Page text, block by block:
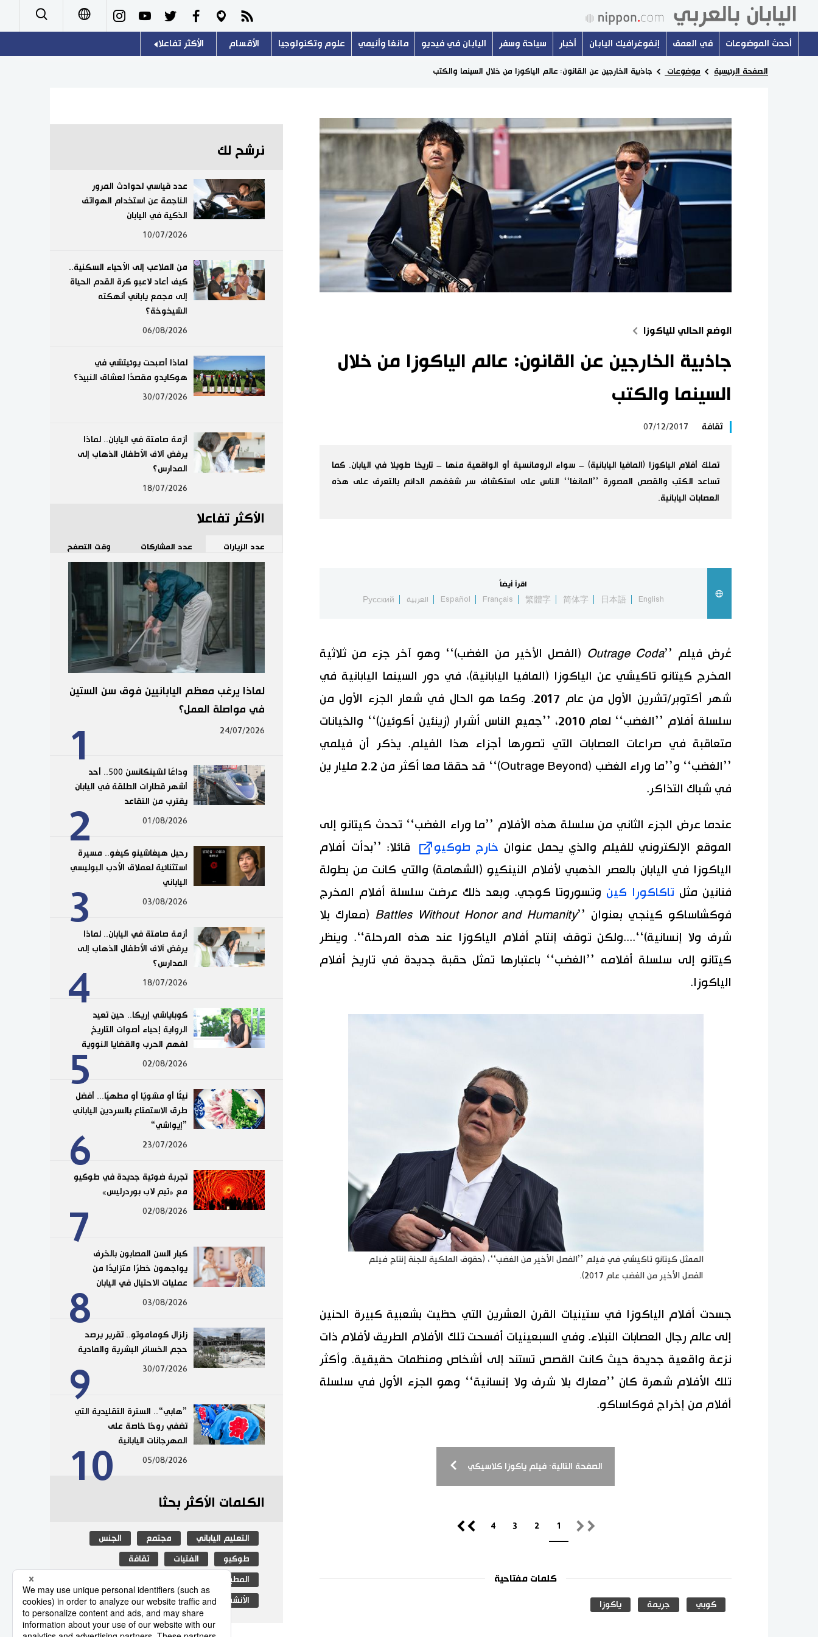
Español
أحدث الموضوعات في العمق إنفوغرافيك اليابان أخبار سياحة وسفر اليابان في فيديو مانغا وأنيمي علوم وتكنولوجيا الأقسام
اقتصاد
لايف ستايل
الأكثر تفاعلا
الصفحة الرئيسية موضوعات جاذبية الخارجين عن القانون: عالم الياكوزا من خلال السينما والكتب
الوضع الحالي للياكوزا
جاذبية الخارجين عن القانون: عالم الياكوزا من خلال
السينما والكتب
ثقافة 07/12/2017
تملك أفلام الياكوزا (المافيا اليابانية) – سواء الرومانسية أو الواقعية منها – تاريخا طويلا في اليابان. كما
تساعد الكتب والقصص المصورة ’’المانغا‘‘ الناس على استكشاف سر شغفهم الدائم بالتعرف على هذه
العصابات اليابانية.
اقرأ أيضاً
English
日本語
简体字
繁體字
Français
Español العربية Русский
عُرض فيلم ’’Outrage Coda (الفصل الأخير من الغضب)‘‘ وهو آخر جزء من ثلاثية
المخرج كيتانو تاكيشي عن الياكوزا (المافيا اليابانية)، في دور السينما اليابانية في
شهر أكتوبر/تشرين الأول من عام 2017. وكما هو الحال في شعار الجزء الأول من
سلسلة أفلام ’’الغضب‘‘ لعام 2010، ’’جميع الناس أشرار (زينئين أكوئين)‘‘ والخيانات
متعاقبة في صراعات العصابات التي تصورها أجزاء هذا الفيلم. يذكر أن فيلمي
’’الغضب‘‘ و’’ما وراء الغضب (Outrage Beyond)‘‘ قد حققا معا أكثر من 2.2 مليار ين
في شباك التذاكر.
عندما عرض الجزء الثاني من سلسلة هذه الأفلام ’’ما وراء الغضب‘‘ تحدث كيتانو إلى
الموقع الإلكتروني للفيلم والذي يحمل عنوان خارج طوكيو
قائلا: ’’بدأت أفلام
الياكوزا في اليابان بالعصر الذهبي لأفلام النينكيو (الشهامة) والتي كانت من بطولة
فنانين مثل تاكاكورا كين وتسوروتا كوجي. وبعد ذلك عرضت سلسلة أفلام المخرج
فوكشاساكو كينجي بعنوان ’’Battles Without Honor and Humanity (معارك بلا
شرف ولا إنسانية)‘‘....ولكن توقف إنتاج أفلام الياكوزا عند هذه المرحلة‘‘. وينظر
كيتانو إلى سلسلة أفلامه ’’الغضب‘‘ باعتبارها تمثل حقبة جديدة في تاريخ أفلام
الياكوزا.
الممثل كيتانو تاكيشي في فيلم ’’الفصل الأخير من الغضب‘‘، (حقوق الملكية للجنة إنتاج فيلم
الفصل الأخير من الغضب عام 2017).
جسدت أفلام الياكوزا في ستينيات القرن العشرين التي حظيت بشعبية كبيرة الحنين
إلى عالم رجال العصابات النبلاء. وفي السبعينيات أفسحت تلك الأفلام الطريق لأفلام ذات
نزعة واقعية جديدة حيث كانت القصص تستند إلى أشخاص ومنظمات حقيقية. وأكثر
تلك الأفلام شهرة كان ’’معارك بلا شرف ولا إنسانية‘‘ وهو الجزء الأول في سلسلة
أفلام من إخراج فوكاساكو.
الصفحة التالية: فيلم ياكوزا كلاسيكي
1
2
3
4
كلمات مفتاحية
كوبي جريمة ياكوزا
نرشح لك
عدد قياسي لحوادث المرور
الناجمة عن استخدام الهواتف
الذكية في اليابان
10/07/2026
من الملاعب إلى الأحياء السكنية..
كيف أعاد لاعبو كرة القدم الحياة
إلى مجمع ياباني أنهكته
الشيخوخة؟
06/08/2026
لماذا أصبحت يوئيتشي في
هوكايدو مقصدًا لعشاق النبيذ؟
30/07/2026
أزمة صامتة في اليابان.. لماذا
يرفض آلاف الأطفال الذهاب إلى
المدارس؟
18/07/2026
الأكثر تفاعلا
عدد الزيارات عدد المشاركات وقت التصفح
1
لماذا يرغب معظم اليابانيين فوق سن الستين
في مواصلة العمل؟
24/07/2026
2
وداعًا لشينكانسن 500.. أحد
أشهر قطارات الطلقة في اليابان
يقترب من التقاعد
01/08/2026
3
رحيل هيغاشينو كيغو.. مسيرة
استثنائية لعملاق الأدب البوليسي
الياباني
03/08/2026
4
أزمة صامتة في اليابان.. لماذا
يرفض آلاف الأطفال الذهاب إلى
المدارس؟
18/07/2026
5
كوباياشي إريكا.. حين تعيد
الرواية إحياء أصوات التاريخ
لفهم الحرب والقضايا النووية
02/08/2026
6
نيئًا أو مشويًا أو مطهيًا... أفضل
طرق الاستمتاع بالسردين الياباني
”إيواشي“
23/07/2026
7
تجربة ضوئية جديدة في طوكيو
مع «تيم لاب بوردرليس»
02/08/2026
8
كبار السن المصابون بالخرف
يواجهون خطرًا متزايدًا من
عمليات الاحتيال في اليابان
03/08/2026
9
زلزال كوماموتو.. تقرير يرصد
حجم الخسائر البشرية والمادية
30/07/2026
10
”هابي“.. السترة التقليدية التي
تضفي روحًا خاصة على
المهرجانات اليابانية
05/08/2026
الكلمات الأكثر بحثا
التعليم الياباني مجتمع الجنس
طوكيو الفتيات ثقافة
المطبخ الياباني
الأنشطة